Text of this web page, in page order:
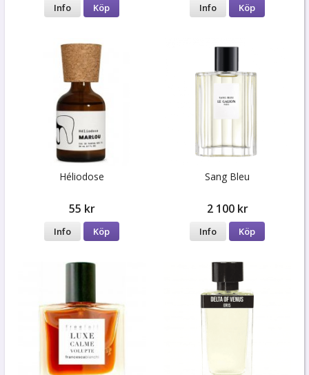
Info Köp Info Köp
Héliodose
55 kr
Info Köp
Sang Bleu
2 100 kr
Info Köp